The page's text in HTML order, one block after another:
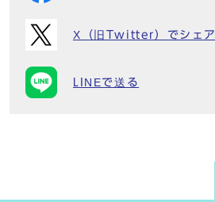
X（旧Twitter）でシェア
LINEで送る